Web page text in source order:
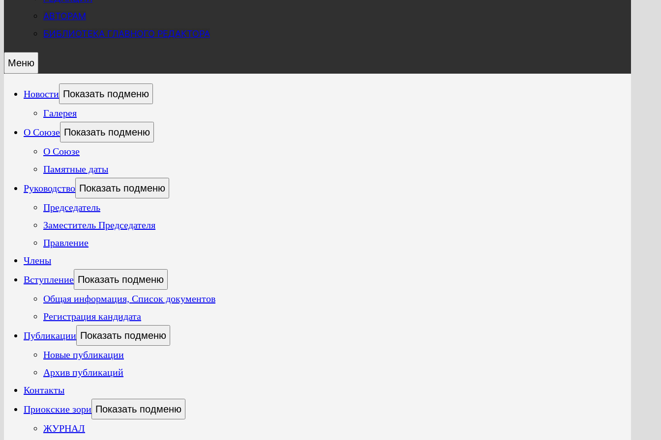
АВТОРАМ
БИБЛИОТЕКА ГЛАВНОГО РЕДАКТОРА
Меню
Новости Показать подменю
Галерея
О Союзе Показать подменю
О Союзе
Памятные даты
Руководство Показать подменю
Председатель
Заместитель Председателя
Правление
Члены
Вступление Показать подменю
Общая информация, Список документов
Регистрация кандидата
Публикации Показать подменю
Новые публикации
Архив публикаций
Контакты
Приокские зори Показать подменю
ЖУРНАЛ